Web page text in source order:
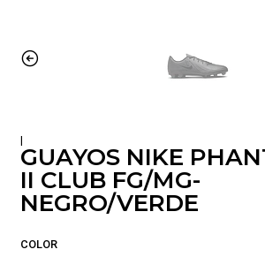
|
GUAYOS NIKE
II CLUB FG/MG-
NEGRO/VERDE
COLOR